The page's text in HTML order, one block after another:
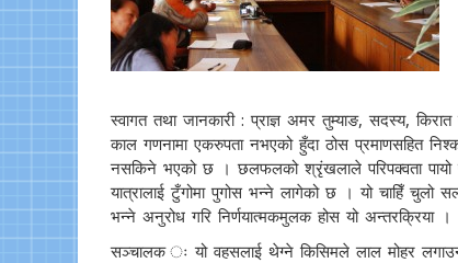
स्वागत तथा जानकारी : प्राज्ञ अमर तुम्याङ, सदस्य,
काल गणनामा एकरुपता नभएको हुँदा ठोस प्रमाणसहित
नसकिने भएको छ । छलफलको श्रृंखलाले परिपक्वता पायो
यात्रालाई टुँगोमा पुगोस भन्ने लागेको छ । यो चाहिँ
भन्ने अनुरोध गरि निर्णयात्मकमुलक होस यो अन्तरक्रिया ।
सञ्चालक ः यो वहसलाई थेग्ने किसिमले लाल मोहर